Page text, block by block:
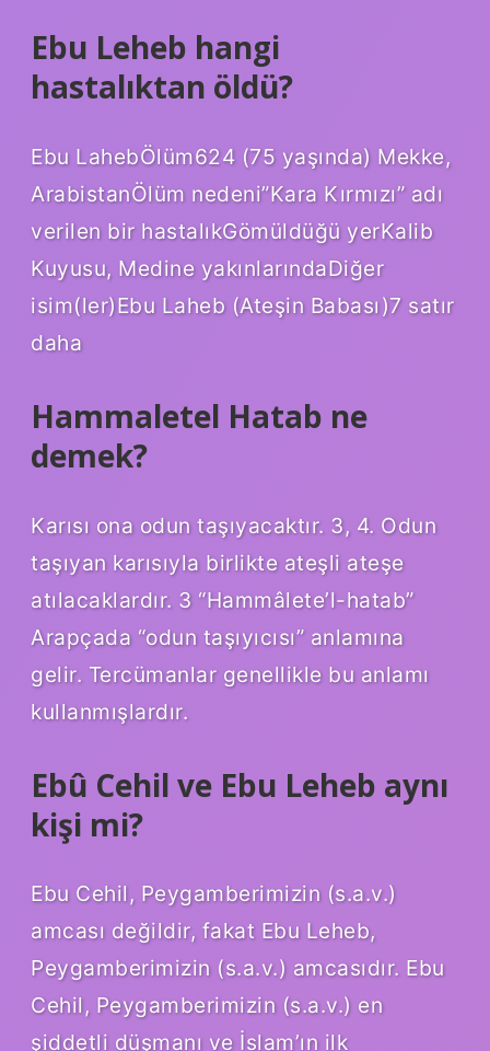
Ebu Leheb hangi
hastalıktan öldü?
Ebu LahebÖlüm624 (75 yaşında) Mekke,
ArabistanÖlüm nedeni”Kara Kırmızı” adı
verilen bir hastalıkGömüldüğü yerKalib
Kuyusu, Medine yakınlarındaDiğer
isim(ler)Ebu Laheb (Ateşin Babası)7 satır
daha
Hammaletel Hatab ne
demek?
Karısı ona odun taşıyacaktır. 3, 4. Odun
taşıyan karısıyla birlikte ateşli ateşe
atılacaklardır. 3 “Hammâlete’l-hatab”
Arapçada “odun taşıyıcısı” anlamına
gelir. Tercümanlar genellikle bu anlamı
kullanmışlardır.
Ebû Cehil ve Ebu Leheb aynı
kişi mi?
Ebu Cehil, Peygamberimizin (s.a.v.)
amcası değildir, fakat Ebu Leheb,
Peygamberimizin (s.a.v.) amcasıdır. Ebu
Cehil, Peygamberimizin (s.a.v.) en
şiddetli düşmanı ve İslam’ın ilk